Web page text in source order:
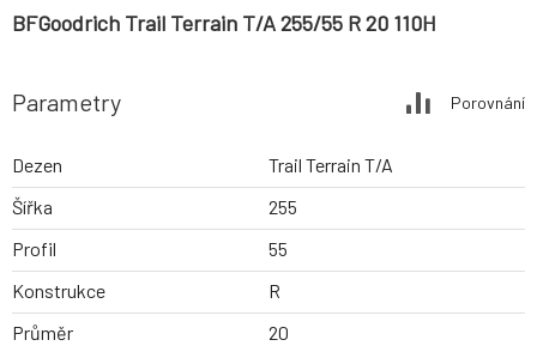
BFGoodrich Trail Terrain T/A 255/55 R 20 110H
Parametry Porovnání
Dezen
Trail Terrain T/A
Šířka
255
Profil
55
Konstrukce
R
Průměr
20